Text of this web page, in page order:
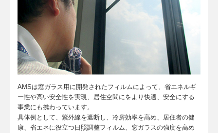
AMSは窓ガラス用に開発されたフィルムによって、省エネルギ
ー性や高い安全性を実現、居住空間にをより快適、安全にする
事業にも携わっています。
具体例として、紫外線を遮断し、冷房効率を高め、居住者の健
康、省エネに役立つ日照調整フィルム、窓ガラスの強度を高め